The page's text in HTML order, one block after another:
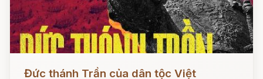
Đức thánh Trần của dân tộc Việt